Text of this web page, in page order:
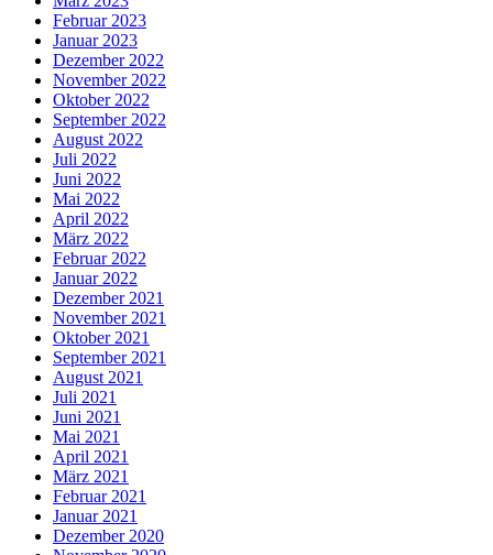
Februar 2023
Januar 2023
Dezember 2022
November 2022
Oktober 2022
September 2022
August 2022
Juli 2022
Juni 2022
Mai 2022
April 2022
März 2022
Februar 2022
Januar 2022
Dezember 2021
November 2021
Oktober 2021
September 2021
August 2021
Juli 2021
Juni 2021
Mai 2021
April 2021
März 2021
Februar 2021
Januar 2021
Dezember 2020